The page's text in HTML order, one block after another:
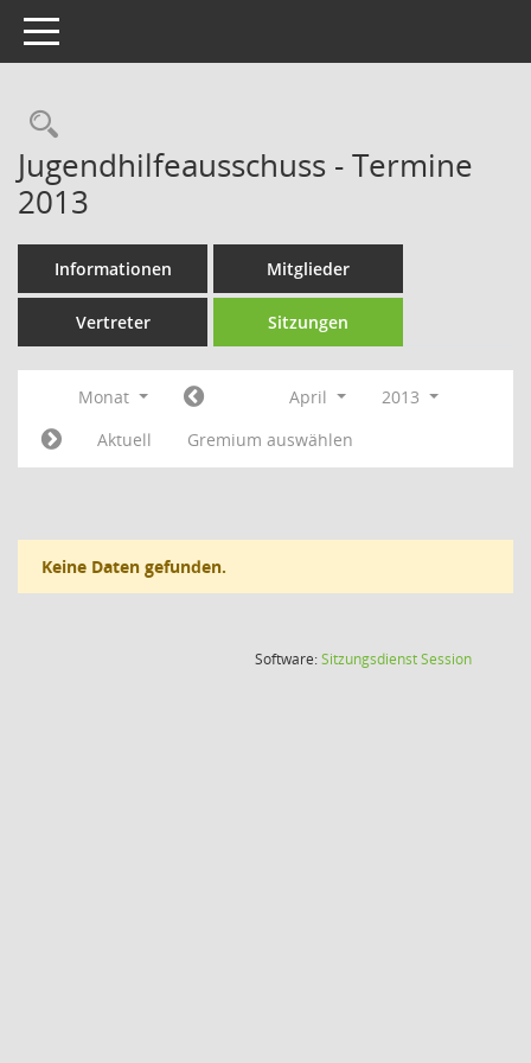
Toggle navigation
Rechercheauswahl
Jugendhilfeausschuss - Termine
2013
Informationen Mitglieder
Vertreter Sitzungen
Monat April
2013
Aktuell
Gremium auswählen
Keine Daten gefunden.
Software:SitzungsdienstSession(Wird in